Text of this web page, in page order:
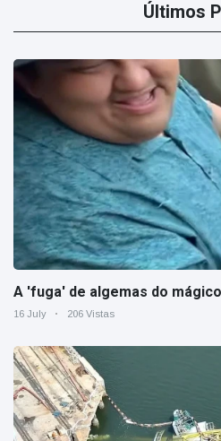
Últimos
A 'fuga' de algemas do
16 July 206 Vistas